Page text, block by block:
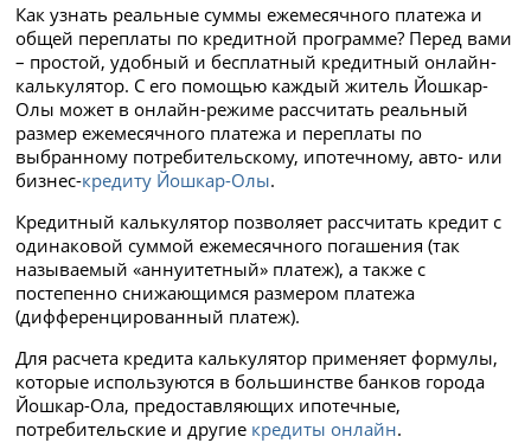
Как узнать реальные суммы ежемесячного платежа и
общей переплаты по кредитной программе? Перед вами
– простой, удобный и бесплатный кредитный онлайн-
калькулятор. С его помощью каждый житель Йошкар-
Олы может в онлайн-режиме рассчитать реальный
размер ежемесячного платежа и переплаты по
выбранному потребительскому, ипотечному, авто- или
бизнес-кредиту Йошкар-Олы.
Кредитный калькулятор позволяет рассчитать кредит с
одинаковой суммой ежемесячного погашения (так
называемый «аннуитетный» платеж), а также с
постепенно снижающимся размером платежа
(дифференцированный платеж).
Для расчета кредита калькулятор применяет формулы,
которые используются в большинстве банков города
Йошкар-Ола, предоставляющих ипотечные,
потребительские и другие кредиты онлайн.